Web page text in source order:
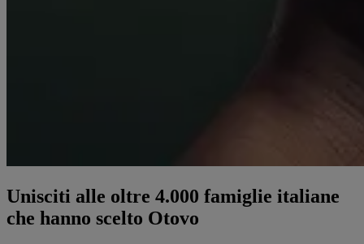
Unisciti alle oltre 4.000 famiglie italiane
che hanno scelto Otovo